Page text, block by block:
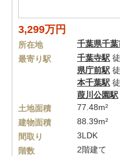
3,299万円
所在地 千葉県千葉
最寄り駅
千葉寺駅
県庁前駅
本千葉駅
葭川公園駅
土地面積
77.48m²
建物面積
88.39m²
間取り
3LDK
階数
2階建て